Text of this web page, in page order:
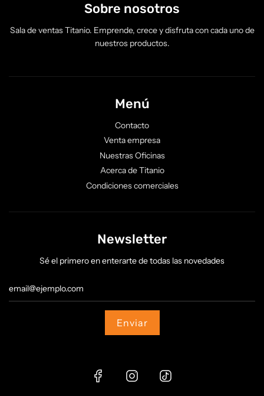
Sobre nosotros
Sala de ventas Titanio. Emprende, crece y disfruta con cada uno de
nuestros productos.
Menú
Contacto
Venta empresa
Nuestras Oficinas
Acerca de Titanio
Condiciones comerciales
Newsletter
Sé el primero en enterarte de todas las novedades